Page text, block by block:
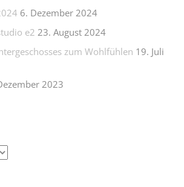
6. Dezember 2024
e2 23. August 2024
zum Wohlfühlen 19. Juli
2023